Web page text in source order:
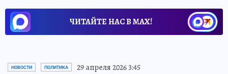
ЧИТАЙТЕ НАС В МАХ!
НОВОСТИ ПОЛИТИКА 29 апреля 2026 3:45